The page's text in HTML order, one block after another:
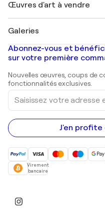
Marc Chagall
Banksy
Mr. Brainwash
Shepard Fairey
Œuvres d'art à vendre
Tableaux abstraits à vendre
Peintures de paysage
Estampes
Peintures acryliques
Galeries
Galeries d'art en France
Galeries d'art en Belgique
Abonnez-vous et
sur votre première
Nouvelles œuvres, coups de
fonctionnalités exclusives.
Saisissez
votre
adresse
e-
mail
J'en profite
Virement
bancaire